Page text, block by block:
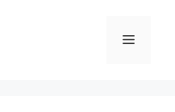
Menu